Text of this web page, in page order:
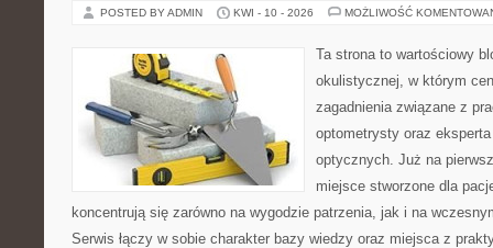
POSTED BY ADMIN KWI - 10 - 2026 MOŻLIWOŚĆ
Ta strona to wartościowy
okulistycznej, w którym
zagadnienia związane z
optometrysty oraz
optycznych. Już na
miejsce stworzone dla
koncentrują się zarówno na wygodzie patrzenia, jak i na
Serwis łączy w sobie charakter bazy wiedzy oraz miejsca z